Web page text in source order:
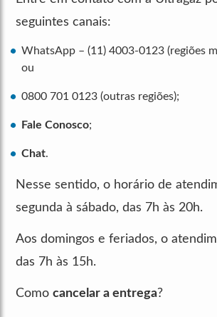
seguintes canais:
WhatsApp – (11) 4003-0123 (regiões
ou
0800 701 0123 (outras regiões);
Fale Conosco;
Chat.
Nesse sentido, o horário de
segunda à sábado, das 7h às 20h.
Aos domingos e feriados, o
das 7h às 15h.
Como cancelar a entrega?